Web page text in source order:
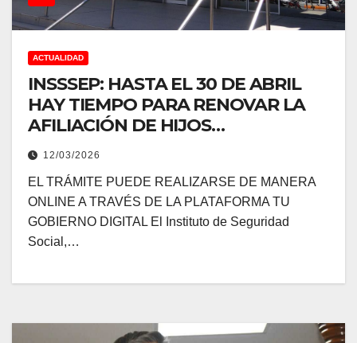
ACTUALIDAD
INSSSEP: HASTA EL 30 DE ABRIL
HAY TIEMPO PARA RENOVAR LA
AFILIACIÓN DE HIJOS
ESTUDIANTES
12/03/2026
EL TRÁMITE PUEDE REALIZARSE DE MANERA
ONLINE A TRAVÉS DE LA PLATAFORMA TU
GOBIERNO DIGITAL El Instituto de Seguridad
Social,…